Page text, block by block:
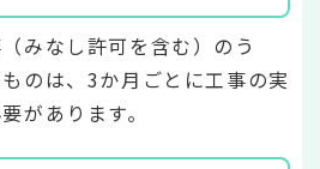
みなし許可を含む）のう
のは、3か月ごとに工事の実
があります。